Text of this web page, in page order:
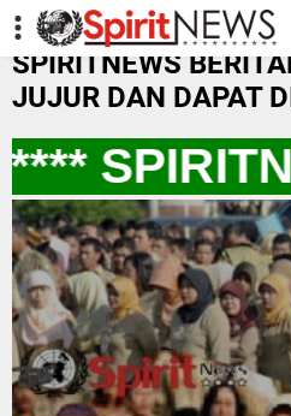
-->
SPIRITNEWS
JUJUR DAN DAPAT